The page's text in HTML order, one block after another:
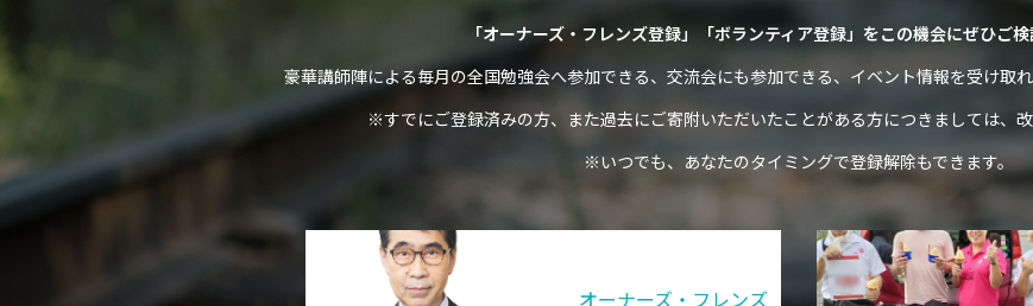
「オーナーズ・フレンズ登録」「ボランティア登録」をこの機会にぜひご
豪華講師陣による毎月の全国勉強会へ参加できる、交流会にも参加できる、イベント情報を受け取
※すでにご登録済みの方、また過去にご寄附いただいたことがある方につきましては、改
※いつでも、あなたのタイミングで登録解除もできます。
オーナーズ・フレンズ